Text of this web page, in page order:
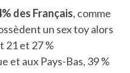
des Français, comme
un sex toy alors
21 et 27 %
et aux Pays-Bas, 39 %